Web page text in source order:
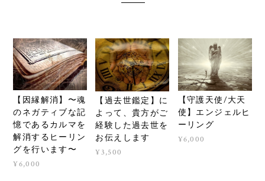
【因縁解消】〜魂
のネガティブな記
憶であるカルマを
解消するヒーリン
グを行います〜
¥6,000
【過去世鑑定】に
よって、貴方がご
経験した過去世を
お伝えします
¥3,500
【守護天使/大天
使】エンジェルヒ
ーリング
¥6,000